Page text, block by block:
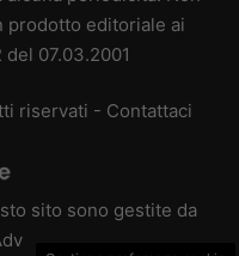
prodotto editoriale ai
07.03.2001
riservati - Contattaci
sito sono gestite da